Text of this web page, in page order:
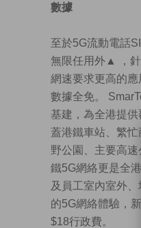
數據
至於5G流動電話
無限任用外 ▲
，
網速要求更高的
數據全免。
基建，為全港提
蓋港鐵車站、繁忙
野公園、主要高速
鐵5G網絡更是全
及員工室內室外、
的5G網絡體驗，
$18行政費。